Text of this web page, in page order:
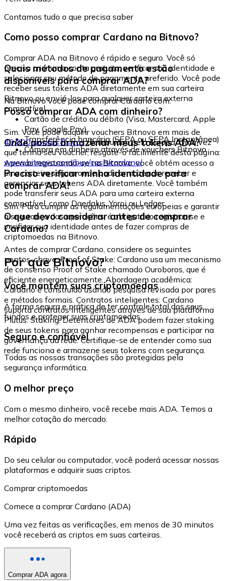
Contamos tudo o que precisa saber
Como posso comprar Cardano na Bitnovo?
Comprar ADA na Bitnovo é rápido e seguro. Você só
precisa criar uma conta gratuita, verificar sua identidade e
selecionar seu método de pagamento preferido. Você pode
receber seus tokens ADA diretamente em sua carteira
Bitnovo ou enviá-los para qualquer carteira externa
compatível.
Quais métodos de pagamento estão
disponíveis para comprar ADA?
Na Bitnovo você pode comprar Cardano com:
Cartão de crédito ou débito (Visa, Mastercard, Apple
Pay, Google Pay)
Transferência bancária (SEPA ou SEPA Instantânea)
Compra em dinheiro através de vouchers Bitnovo
Posso comprar ADA com dinheiro?
Sim. Você pode adquirir vouchers Bitnovo em mais de
40.000 pontos físicosdistribuídos pela Europa. Uma vez
que tenha seu voucher, resgate-o facilmente desta página:
www.bitnovo.com/buy/cash/cardano/
Onde posso armazenar meus tokens ADA?
Apenas registrando-se na Bitnovo, você obtém acesso a
uma carteira segura onde pode armazenar, receber e
gerenciar seus tokens ADA diretamente. Você também
pode transferir seus ADA para uma carteira externa
compatível, como Daedalus, Yoroi ou Ledger.
Preciso verificar minha identidade para
comprar ADA?
Sim. Para cumprir as regulamentações europeias e garantir
a segurança das operações, é obrigatório registrar-se e
verificar sua identidade antes de fazer compras de
criptomoedas na Bitnovo.
O que devo considerar antes de comprar
Cardano?
Antes de comprar Cardano, considere os seguintes
pontos-chave: Proof of Stake: Cardano usa um mecanismo
de consenso Proof of Stake chamado Ouroboros, que é
eficiente energeticamente. Abordagem acadêmica:
Cardano é construído usando pesquisa revisada por pares
e métodos formais. Contratos inteligentes: Cardano
suporta contratos inteligentes através de sua plataforma
Plutus. Staking: Detentores de ADA podem fazer staking
de seus tokens para ganhar recompensas e participar na
governança da rede. Certifique-se de entender como sua
rede funciona e armazene seus tokens com segurança.
Por que Bitnovo?
Você mantém suas criptomoedas
A forma segura e prática de ter controle total dos seus
fundos e proteger suas criptomoedas.
Seguro e confiável
Todas as nossas transações são protegidas pela
segurança informática.
O melhor preço
Com o mesmo dinheiro, você recebe mais ADA. Temos a
melhor cotação do mercado.
Rápido
Do seu celular ou computador, você poderá acessar nossas
plataformas e adquirir suas criptos.
Comprar criptomoedas
Comece a comprar Cardano (ADA)
Uma vez feitas as verificações, em menos de 30 minutos
você receberá as criptos em suas carteiras.
Comprar ADA agora